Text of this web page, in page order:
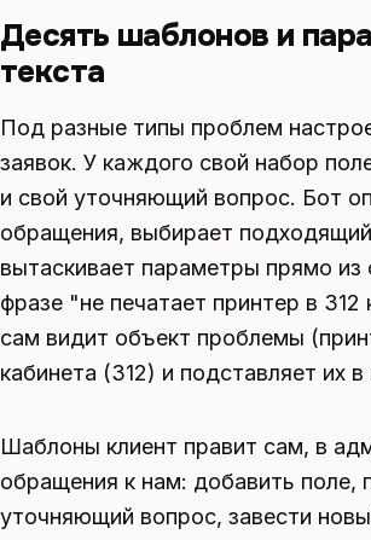
Десять шаблонов и
текста
Под разные типы проблем
заявок. У каждого свой набор
и свой уточняющий вопрос. Бот
обращения, выбирает
вытаскивает параметры прямо
фразе "не печатает принтер в 312
сам видит объект проблемы
кабинета (312) и подставляет их в
Шаблоны клиент правит сам, в
обращения к нам: добавить поле,
уточняющий вопрос, завести